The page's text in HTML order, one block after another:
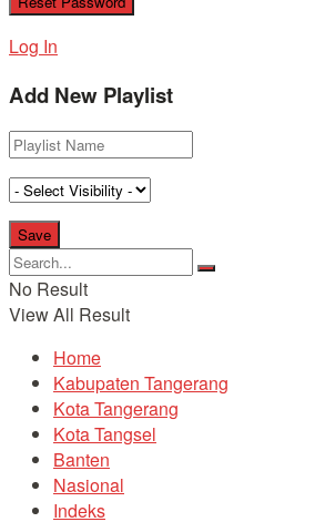
Log In
Add New Playlist
No Result
View All Result
Home
Kabupaten Tangerang
Kota Tangerang
Kota Tangsel
Banten
Nasional
Indeks